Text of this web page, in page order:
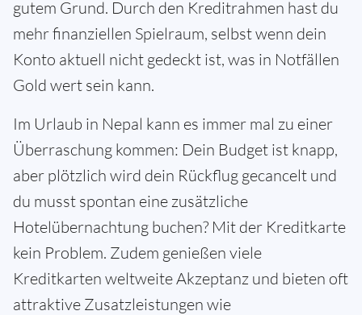
gutem Grund. Durch den Kreditrahmen hast du
mehr finanziellen Spielraum, selbst wenn dein
Konto aktuell nicht gedeckt ist, was in Notfällen
Gold wert sein kann.
Im Urlaub in Nepal kann es immer mal zu einer
Überraschung kommen: Dein Budget ist knapp,
aber plötzlich wird dein Rückflug gecancelt und
du musst spontan eine zusätzliche
Hotelübernachtung buchen? Mit der Kreditkarte
kein Problem. Zudem genießen viele
Kreditkarten weltweite Akzeptanz und bieten oft
attraktive Zusatzleistungen wie